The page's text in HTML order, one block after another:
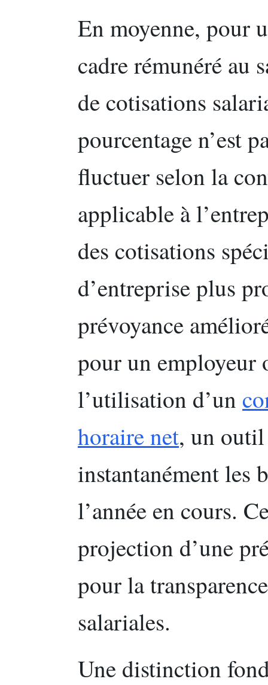
En moyenne, pour
cadre rémunéré au
de cotisations
pourcentage n’est
fluctuer selon la
applicable à
des cotisations
d’entreprise plus
prévoyance
pour un employeur
l’utilisation d’un
horaire net, un
instantanément les
l’année en cours.
projection d’une
pour la
salariales.
Une distinction